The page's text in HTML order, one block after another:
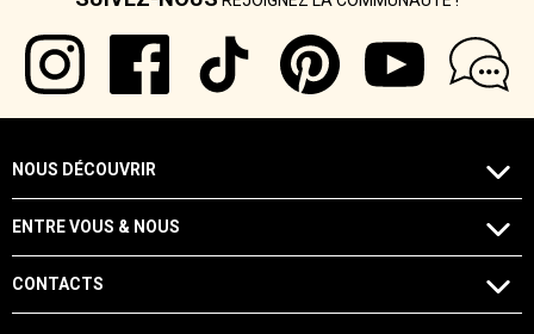
NOUS DÉCOUVRIR
ENTRE VOUS & NOUS
CONTACTS